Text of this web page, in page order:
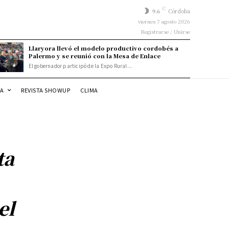
9.6 C Córdoba
viernes 7 agosto 2026
Registrarse / Unirse
Llaryora llevó el modelo productivo cordobés a
Palermo y se reunió con la Mesa de Enlace
El gobernador participó de la Expo Rural...
REVISTA SHOWUP CLIMA